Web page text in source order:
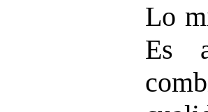
Lo
Es